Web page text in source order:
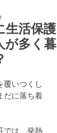
生活保護
が多く暮
覆いつくし
だに落ち着
では、発熱